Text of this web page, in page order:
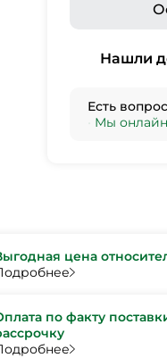
Нашли
Есть
• Мы онлайн
цена
по факту